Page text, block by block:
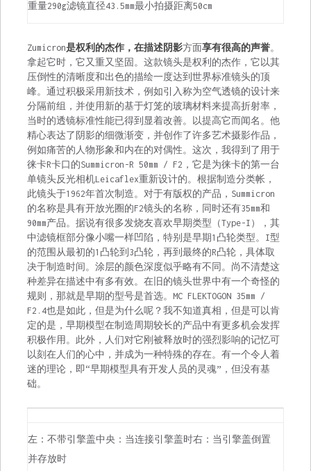
重量290g滤镜直径43.5mm最小拍摄距离50cm
Zumicron是权利的杰作，在描述阴影方面享有很高的声誉。
拿起它时，它又重又坚固。这款镜头是权利的杰作，它以其
压倒性的清晰度和出色的描绘一度达到世界标准镜头的顶
峰。通过积极采用新技术，例如引入称为空气透镜的设计来
分隔前组，并使用新的基于灯笼的玻璃材料来提高折射率，
当时的透镜标准性能已得到显着改善。以提高它而闻名。他
精心表达了阴影的细微渐变，并创作了许多艺术摄影作品，
例如痛苦的人物形象和内在的对偶性。这次，我得到了用于
徕卡R卡口的Summicron-R 50mm / F2，它是为徕卡的第一台
单镜头反光相机Leicaflex重新设计的。根据制造分类帐，
此镜头于1962年首次制造。对于有版权的产品，Summicron
的名称是具有开放光圈的F2镜头的名称，同时还有35mm和
90mm产品。据说有很多发烧友喜欢早期类型（Type-I），其
中滤镜框部分像小嘴一样凹陷，特别是早期1凸轮类型。I型
的范围从最初的1凸轮到3凸轮，再到最终的R凸轮，具体取
决于制造时间。涂层的颜色深度似乎略有不同。尚不清楚这
种差异在描述中有多有效。在旧的镜头世界中有一个奇怪的
规则，那就是早期的型号是首选。MC FLEKTOGON 35mm /
F2.4也是如此，但是为什么呢？我不知道真相，但是可以肯
定的是，早期模型在制造周期较长的产品中有更多机会发挥
积极作用。此外，人们对它刚被释放时的强烈影响的记忆可
以刻在人们的心中，并成为一种特殊的存在。有一个令人着
迷的理论，即“早期模型具有开发人员的灵魂”，但没有基
础。
左：不带引擎盖中央：当连接引擎盖时右：当引擎盖倒置
并存放时